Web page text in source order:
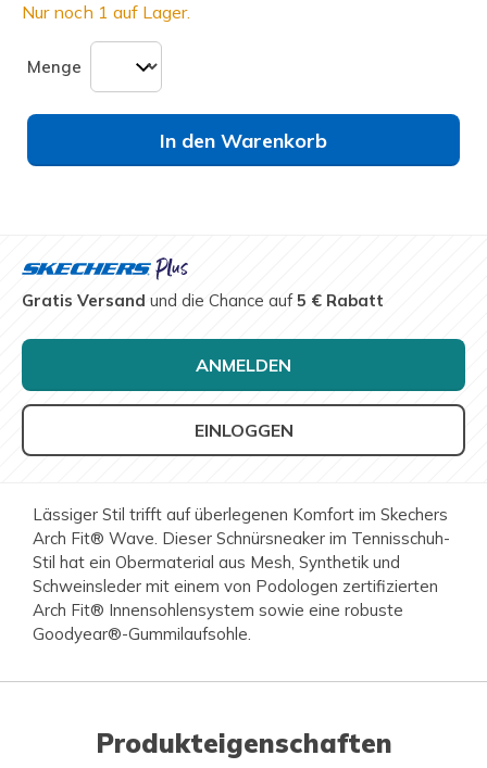
Nur noch 1 auf Lager.
Menge
In den Warenkorb
Gratis Versand und die Chance auf5 € Rabatt
ANMELDEN
EINLOGGEN
Lässiger Stil trifft auf überlegenen Komfort im Skechers
Arch Fit® Wave. Dieser Schnürsneaker im Tennisschuh-
Stil hat ein Obermaterial aus Mesh, Synthetik und
Schweinsleder mit einem von Podologen zertifizierten
Arch Fit® Innensohlensystem sowie eine robuste
Goodyear®-Gummilaufsohle.
Produkteigenschaften